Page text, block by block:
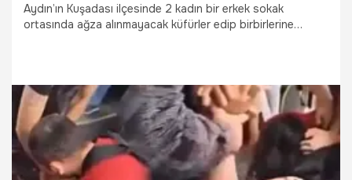
Aydın’ın Kuşadası ilçesinde 2 kadın bir erkek sokak
ortasında ağza alınmayacak küfürler edip birbirlerine
19.08.2025 Vatan TV